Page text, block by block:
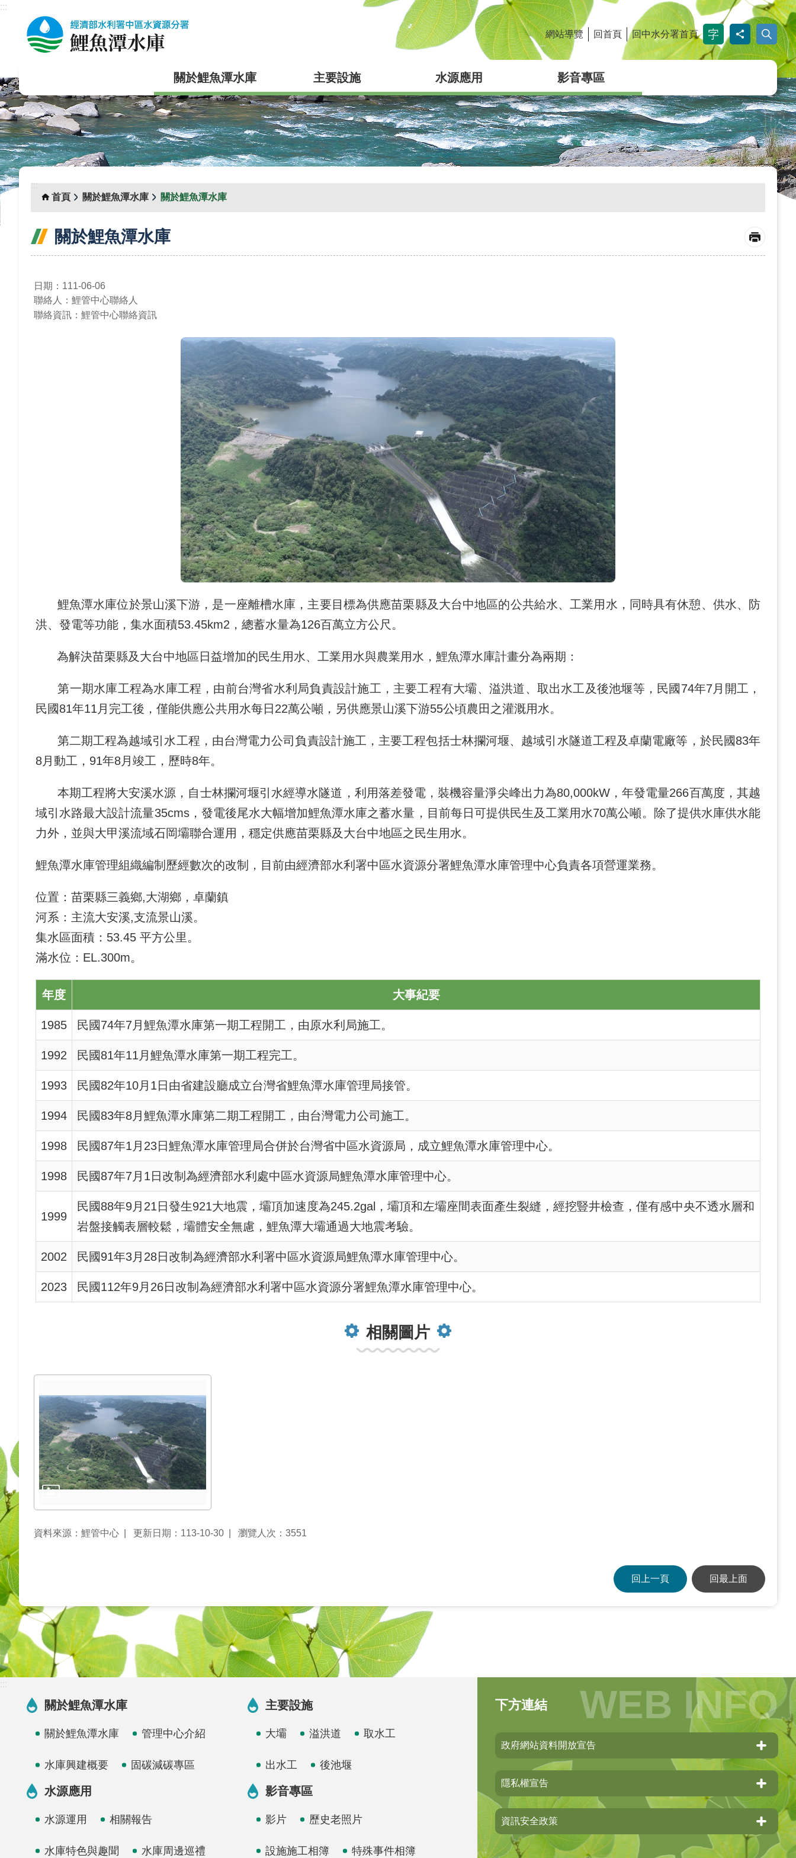
跳到主要內容區塊
:::
_
網站導覽 回首頁 回中水分署首頁
關於鯉魚潭水庫 主要設施 水源應用 影音專區
:::
首頁
關於鯉魚潭水庫 關於鯉魚潭水庫
關於鯉魚潭水庫
日期：111-06-06
聯絡人：鯉管中心聯絡人
聯絡資訊：鯉管中心聯絡資訊
鯉魚潭水庫位於景山溪下游，是一座離槽水庫，主要目標為供應苗栗縣及大台中地區的公共給水、工業用水，同時具有休憩、供水、防
洪、發電等功能，集水面積53.45km2，總蓄水量為126百萬立方公尺。
為解決苗栗縣及大台中地區日益增加的民生用水、工業用水與農業用水，鯉魚潭水庫計畫分為兩期：
第一期水庫工程為水庫工程，由前台灣省水利局負責設計施工，主要工程有大壩、溢洪道、取出水工及後池堰等，民國74年7月開工，
民國81年11月完工後，僅能供應公共用水每日22萬公噸，另供應景山溪下游55公頃農田之灌溉用水。
第二期工程為越域引水工程，由台灣電力公司負責設計施工，主要工程包括士林攔河堰、越域引水隧道工程及卓蘭電廠等，於民國83年
8月動工 ， 91年8月竣工，歷時8年。
本期工程將大安溪水源，自士林攔河堰引水經導水隧道，利用落差發電，裝機容量淨尖峰出力為80,000kW，年發電量266百萬度，其越
域引水路最大設計流量35cms，發電後尾水大幅增加鯉魚潭水庫之蓄水量，目前每日可提供民生及工業用水70萬公噸。除了提供水庫供水能
力外，並與大甲溪流域石岡壩聯合運用，穩定供應苗栗縣及大台中地區之民生用水。
鯉魚潭水庫管理組織編制歷經數次的改制，目前由經濟部水利署中區水資源分署鯉魚潭水庫管理中心負責各項營運業務。
位置：苗栗縣三義鄉,大湖鄉，卓蘭鎮
河系：主流大安溪,支流景山溪。
集水區面積：53.45 平方公里。
滿水位：EL.300m。
年度 大事紀要
1985 民國74年7月鯉魚潭水庫第一期工程開工，由原水利局施工。
1992 民國81年11月鯉魚潭水庫第一期工程完工。
1993 民國82年10月1日由省建設廳成立台灣省鯉魚潭水庫管理局接管。
1994 民國83年8月鯉魚潭水庫第二期工程開工，由台灣電力公司施工。
1998 民國87年1月23日鯉魚潭水庫管理局合併於台灣省中區水資源局，成立鯉魚潭水庫管理中心。
1998 民國87年7月1日改制為經濟部水利處中區水資源局鯉魚潭水庫管理中心。
1999
民國88年9月21日發生921大地震，壩頂加速度為245.2gal，壩頂和左壩座間表面產生裂縫，經挖豎井檢查，僅有感中央不透水層和
岩盤接觸表層較鬆，壩體安全無慮，鯉魚潭大壩通過大地震考驗。
2002 民國91年3月28日改制為經濟部水利署中區水資源局鯉魚潭水庫管理中心。
2023 民國112年9月26日改制為經濟部水利署中區水資源分署鯉魚潭水庫管理中心。
相關圖片
資料來源：鯉管中心 更新日期：113-10-30 瀏覽人次：3551
回上一頁 回最上面
:::
關於鯉魚潭水庫
關於鯉魚潭水庫 管理中心介紹
水庫興建概要 固碳減碳專區
主要設施
大壩 溢洪道 取水工
出水工 後池堰
水源應用
水源運用 相關報告
水庫特色與趣聞 水庫周邊巡禮
影音專區
影片 歷史老照片
設施施工相簿 特殊事件相簿
下方連結
政府網站資料開放宣告
隱私權宣告
資訊安全政策